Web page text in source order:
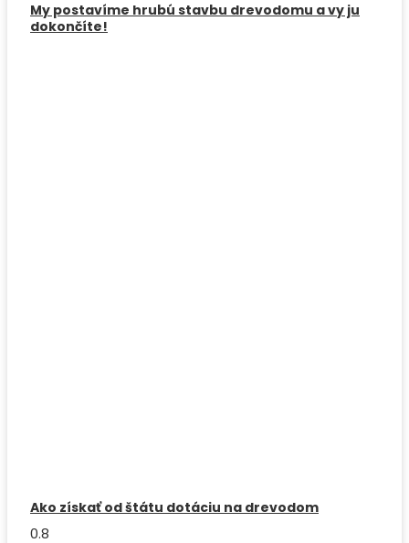
My postavíme hrubú stavbu drevodomu a vy ju
dokončíte!
Ako získať od štátu dotáciu na drevodom